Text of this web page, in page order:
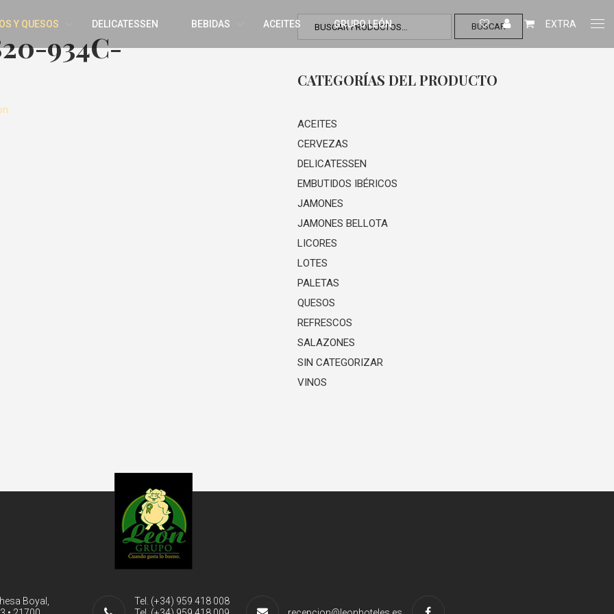
Y QUESOS DELICATESSEN BEBIDAS ACEITES GRUPO LEÓN EXTRA
934C-
BUSCAR
CATEGORÍAS DEL PRODUCTO
ACEITES
CERVEZAS
DELICATESSEN
EMBUTIDOS IBÉRICOS
JAMONES
JAMONES BELLOTA
LICORES
LOTES
PALETAS
QUESOS
REFRESCOS
SALAZONES
SIN CATEGORIZAR
VINOS
Boyal,
Tel. (+34) 959 418 008